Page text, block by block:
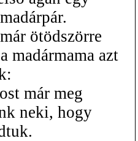
ötödszörre
madármama azt
már meg
neki, hogy